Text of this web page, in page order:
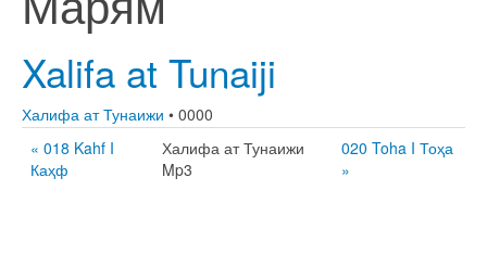
Xalifa at Tunaiji
Халифа ат Тунаижи • 0000
« 018 Kahf I
Каҳф
Халифа ат Тунаижи
Mp3
020 Toha I Тоҳа
»